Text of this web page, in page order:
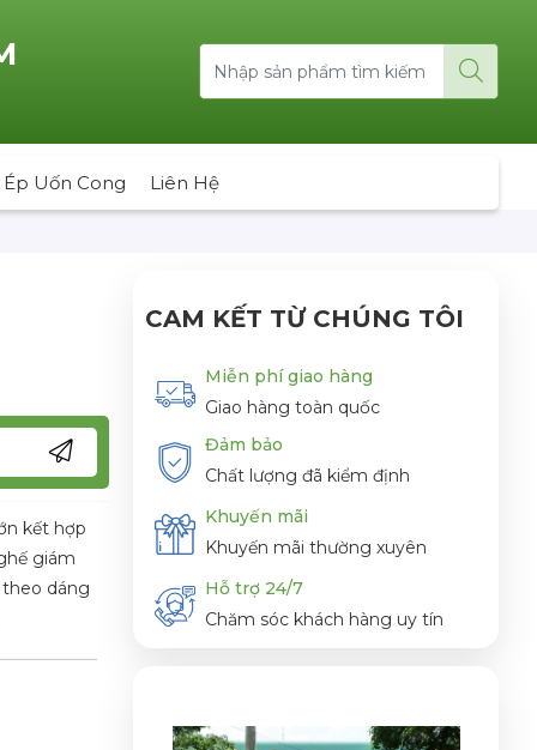
Ép Uốn Cong Liên Hệ
kết hợp
giám
dáng
CAM KẾT TỪ CHÚNG TÔI
Miễn phí giao hàng
Giao hàng toàn quốc
Đảm bảo
Chất lượng đã kiểm định
Khuyến mãi
Khuyến mãi thường xuyên
Hỗ trợ 24/7
Chăm sóc khách hàng uy tín